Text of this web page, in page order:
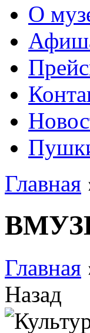
О
Главная
Главная
Назад